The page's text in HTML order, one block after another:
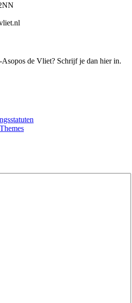
de Vliet? Schrijf je dan hier in.